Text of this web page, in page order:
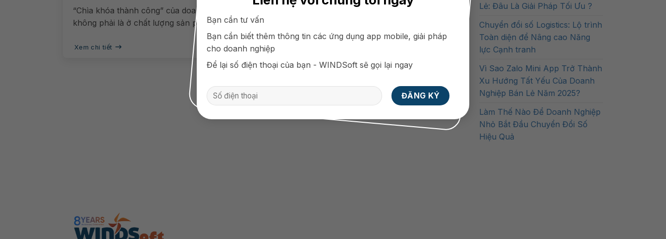
Bạn cần tư vấn
Bạn cần biết thêm thông tin các ứng dụng app mobile, giải pháp
cho doanh nghiệp
Để lại số điện thoại của bạn - WINDSoft sẽ gọi lại ngay
“Chìa khóa thành công” của doanh nghiệp
không phải là ở chất lượng sản phẩm...
Xem chi tiết
Lẻ: Đâu Là Giải Pháp Tối Ưu ?
Chuyển đổi số Logistics: Lộ trình
Toàn diện để Nâng cao Năng
lực Cạnh tranh
Vì Sao Zalo Mini App Trở Thành
Xu Hướng Tất Yếu Của Doanh
Nghiệp Bán Lẻ Năm 2025?
Làm Thế Nào Để Doanh Nghiệp
Nhỏ Bắt Đầu Chuyển Đổi Số
Hiệu Quả